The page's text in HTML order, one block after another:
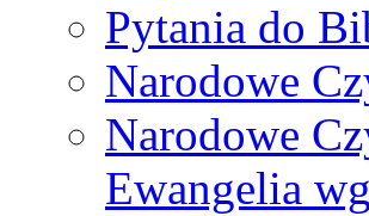
Pytania do
Narodowe
Narodowe
Ewangelia